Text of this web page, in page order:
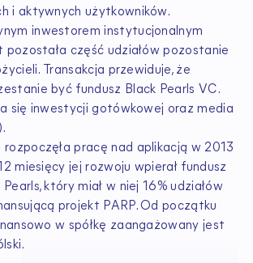
i aktywnych użytkowników.
inwestorem instytucjonalnym
pozostała część udziałów pozostanie
Transakcja przewiduje, że
być fundusz Black Pearls VC.
się inwestycji gotówkowej oraz media
rozpoczęła pracę nad aplikacją w 2013
miesięcy jej rozwoju wpierał fundusz
który miał w niej 16% udziałów
projekt PARP. Od początku
w spółkę zaangażowany jest